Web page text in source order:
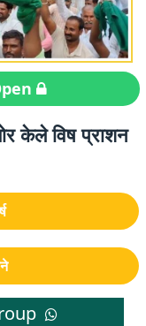
केले विष प्राशन